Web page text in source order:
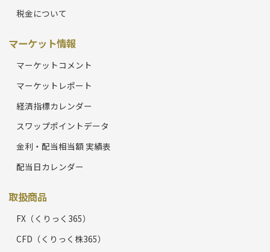
税金について
マーケット情報
マーケットコメント
マーケットレポート
経済指標カレンダー
スワップポイントデータ
金利・配当相当額 実績表
配当日カレンダー
取扱商品
FX（くりっく365）
CFD（くりっく株365）